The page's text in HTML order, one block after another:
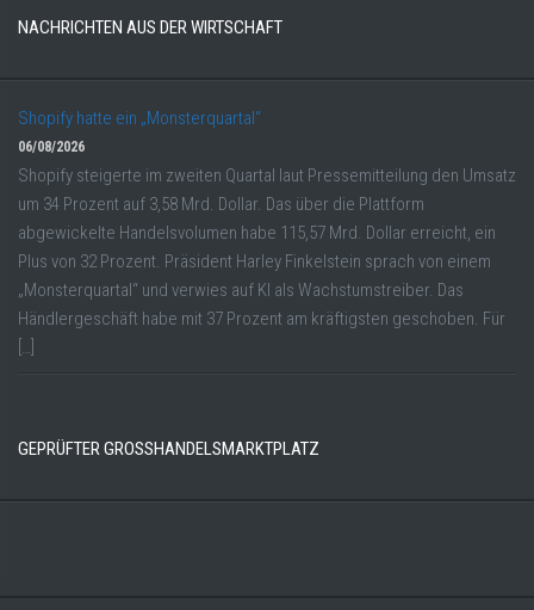
NACHRICHTEN AUS DER WIRTSCHAFT
Shopify hatte ein „Monsterquartal“
06/08/2026
Shopify steigerte im zweiten Quartal laut Pressemitteilung den Umsatz
um 34 Prozent auf 3,58 Mrd. Dollar. Das über die Plattform
abgewickelte Handelsvolumen habe 115,57 Mrd. Dollar erreicht, ein
Plus von 32 Prozent. Präsident Harley Finkelstein sprach von einem
„Monsterquartal“ und verwies auf KI als Wachstumstreiber. Das
Händlergeschäft habe mit 37 Prozent am kräftigsten geschoben. Für
GEPRÜFTER GROSSHANDELSMARKTPLATZ